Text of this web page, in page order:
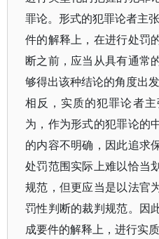
罪论。形式的犯罪论者主
件的解释上，在进行处罚
断之前，应当从具有通常
够得出该种结论的角度出
相反，实质的犯罪论者
为，作为形式的犯罪论的
的内容不明确，因此追求
处罚范围实际上难以恰当
规范，但更应当是以法官
罚性判断的裁判规范。因
成要件的解释上，进行实